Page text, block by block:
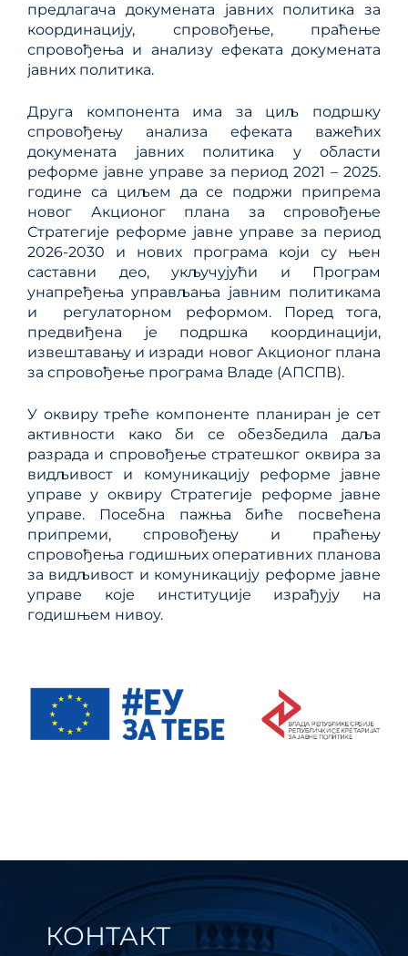
предлагача докумената јавних политика за
координацију, спровођење, праћење
спровођења и анализу ефеката докумената
јавних политика.
Друга компонента има за циљ подршку
спровођењу анализа ефеката важећих
докумената јавних политика у области
реформе јавне управе за период 2021 – 2025.
године са циљем да се подржи припрема
новог Акционог плана за спровођење
Стратегије реформе јавне управе за период
2026-2030 и нових програма који су њен
саставни део, укључујући и Програм
унапређења управљања јавним политикама
и регулаторном реформом. Поред тога,
предвиђена је подршка координацији,
извештавању и изради новог Акционог плана
за спровођење програма Владе (АПСПВ).
У оквиру треће компоненте планиран је сет
активности како би се обезбедила даља
разрада и спровођење стратешког оквира за
видљивост и комуникацију реформе јавне
управе у оквиру Стратегије реформе јавне
управе. Посебна пажња биће посвећена
припреми, спровођењу и праћењу
спровођења годишњих оперативних планова
за видљивост и комуникацију реформе јавне
управе које институције израђују на
годишњем нивоу.
КОНТАКТ